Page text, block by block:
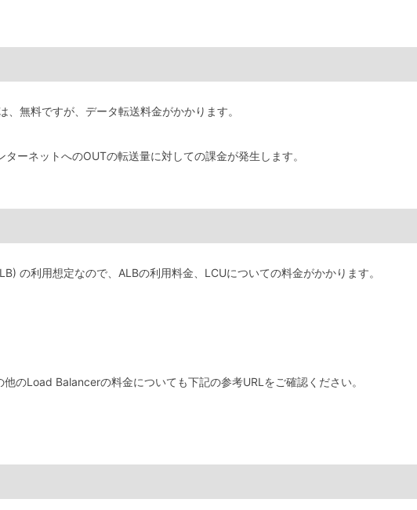
無料ですが、データ転送料金がかかります。
ーネットへのOUTの転送量に対しての課金が発生します。
の利用想定なので、ALBの利用料金、LCUについての料金がかかります。
のLoad Balancerの料金についても下記の参考URLをご確認ください。